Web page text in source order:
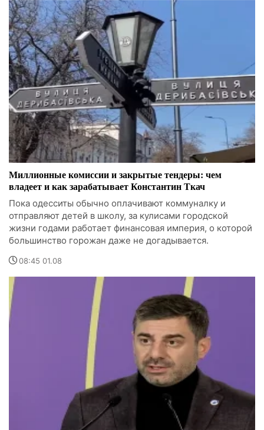
Миллионные комиссии и закрытые тендеры: чем
владеет и как зарабатывает Константин Ткач
Пока одесситы обычно оплачивают коммуналку и
отправляют детей в школу, за кулисами городской
жизни годами работает финансовая империя, о которой
большинство горожан даже не догадывается.
08:45 01.08